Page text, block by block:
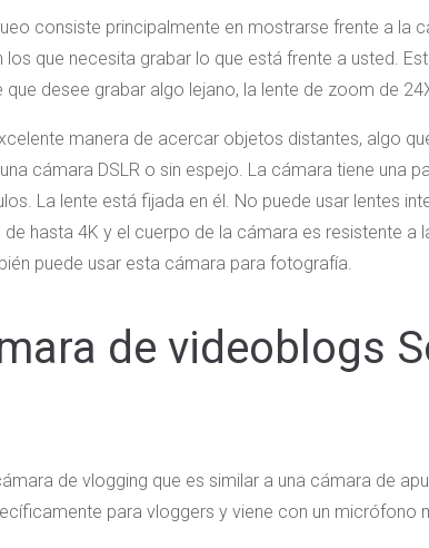
consiste principalmente en mostrarse frente a la
los que necesita grabar lo que está frente a usted.
que desee grabar algo lejano, la lente de zoom de
manera de acercar objetos distantes, algo
cámara DSLR o sin espejo. La cámara tiene una
La lente está fijada en él. No puede usar lentes
hasta 4K y el cuerpo de la cámara es resistente a
puede usar esta cámara para fotografía.
de videoblogs
de vlogging que es similar a una cámara de
para vloggers y viene con un micrófono